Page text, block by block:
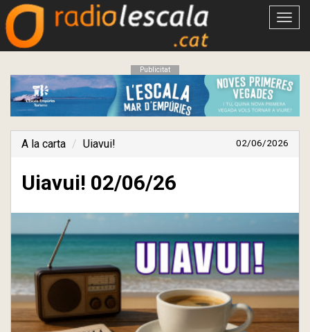
Obrir
Publicitat
A la carta Uiavui! 02/06/2026
Uiavui! 02/06/26